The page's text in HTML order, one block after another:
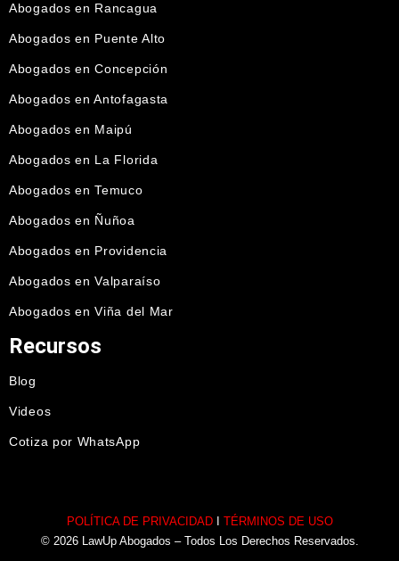
Abogados en Rancagua
Abogados en Puente Alto
Abogados en Concepción
Abogados en Antofagasta
Abogados en Maipú
Abogados en La Florida
Abogados en Temuco
Abogados en Ñuñoa
Abogados en Providencia
Abogados en Valparaíso
Abogados en Viña del Mar
Recursos
Blog
Videos
Cotiza por WhatsApp
POLÍTICA DE PRIVACIDAD
TÉRMINOS DE USO
© 2026 LawUp Abogados – Todos Los Derechos Reservados.